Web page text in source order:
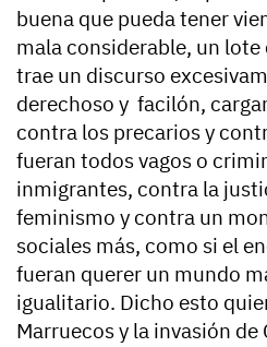
buena que pueda tener
mala considerable, un
trae un discurso
derechoso y facilón,
contra los precarios y
fueran todos vagos o
inmigrantes, contra la
feminismo y contra un
sociales más, como si el
fueran querer un mundo
igualitario. Dicho esto
Marruecos y la invasión de